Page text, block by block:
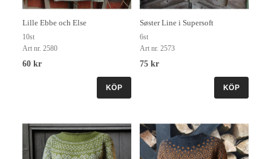
Lille Ebbe och Else
10st
Art nr. 2580
60 kr
KÖP
Søster Line i Supersoft
6st
Art nr. 2573
75 kr
KÖP